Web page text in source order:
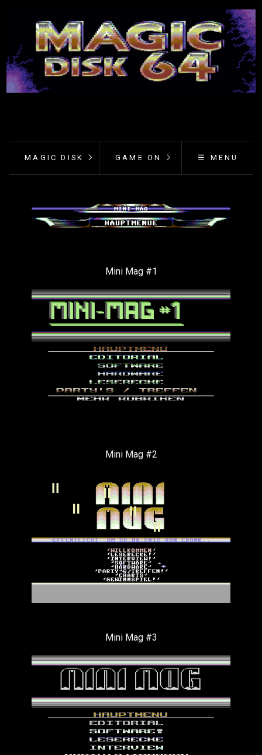
MAGIC DISK GAME ON ☰ MENÜ
Mini Mag #1
Mini Mag #2
Mini Mag #3